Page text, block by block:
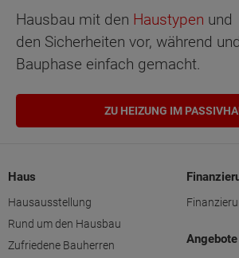
Hausbau mit den Haustypen und
den Sicherheiten vor, während
Bauphase einfach gemacht.
ZU HEIZUNG IM
Haus
Hausausstellung
Rund um den Hausbau
Zufriedene Bauherren
Angebote